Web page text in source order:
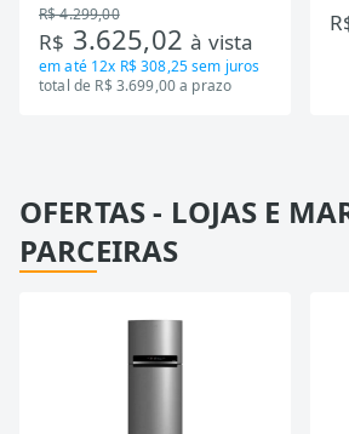
Tecnologia Inverter, Branco,
Bivolt
R$ 4.299,00
R$ 3.625,02à vista
em até 12x R$ 308,25sem juros
total de R$ 3.699,00 a prazo
OFERTAS - LOJAS E
PARCEIRAS